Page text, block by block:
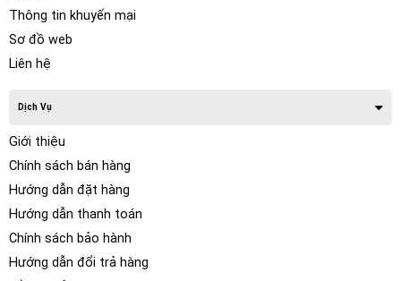
Thông tin khuyến mại
Sơ đồ web
Liên hệ
Dịch Vụ
Giới thiệu
Chính sách bán hàng
Hướng dẫn đặt hàng
Hướng dẫn thanh toán
Chính sách bảo hành
Hướng dẫn đổi trả hàng